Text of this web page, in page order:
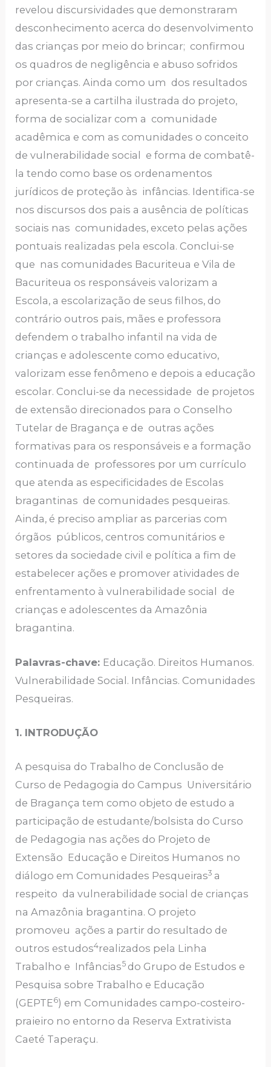
revelou discursividades que demonstraram
desconhecimento acerca do desenvolvimento
das crianças por meio do brincar; confirmou
os quadros de negligência e abuso sofridos
por crianças. Ainda como um dos resultados
apresenta-se a cartilha ilustrada do projeto,
forma de socializar com a comunidade
acadêmica e com as comunidades o conceito
de vulnerabilidade social e forma de combatê-
la tendo como base os ordenamentos
jurídicos de proteção às infâncias. Identifica-se
nos discursos dos pais a ausência de políticas
sociais nas comunidades, exceto pelas ações
pontuais realizadas pela escola. Conclui-se
que nas comunidades Bacuriteua e Vila de
Bacuriteua os responsáveis valorizam a
Escola, a escolarização de seus filhos, do
contrário outros pais, mães e professora
defendem o trabalho infantil na vida de
crianças e adolescente como educativo,
valorizam esse fenômeno e depois a educação
escolar. Conclui-se da necessidade de projetos
de extensão direcionados para o Conselho
Tutelar de Bragança e de outras ações
formativas para os responsáveis e a formação
continuada de professores por um currículo
que atenda as especificidades de Escolas
bragantinas de comunidades pesqueiras.
Ainda, é preciso ampliar as parcerias com
órgãos públicos, centros comunitários e
setores da sociedade civil e política a fim de
estabelecer ações e promover atividades de
enfrentamento à vulnerabilidade social de
crianças e adolescentes da Amazônia
bragantina.
Palavras-chave: Educação. Direitos Humanos.
Vulnerabilidade Social. Infâncias. Comunidades
Pesqueiras.
1. INTRODUÇÃO
A pesquisa do Trabalho de Conclusão de
Curso de Pedagogia do Campus Universitário
de Bragança tem como objeto de estudo a
participação de estudante/bolsista do Curso
de Pedagogia nas ações do Projeto de
Extensão Educação e Direitos Humanos no
diálogo em Comunidades Pesqueiras3 a
respeito da vulnerabilidade social de crianças
na Amazônia bragantina. O projeto
promoveu ações a partir do resultado de
outros estudos4realizados pela Linha
Trabalho e Infâncias5 do Grupo de Estudos e
Pesquisa sobre Trabalho e Educação
(GEPTE6) em Comunidades campo-costeiro-
praieiro no entorno da Reserva Extrativista
Caeté Taperaçu.